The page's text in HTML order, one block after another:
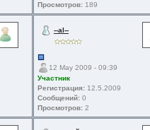
Просмотров: 189
--al--
12 May 2009 - 09:39
Участник
Регистрация: 12.5.2009
Сообщений: 0
Просмотров: 2